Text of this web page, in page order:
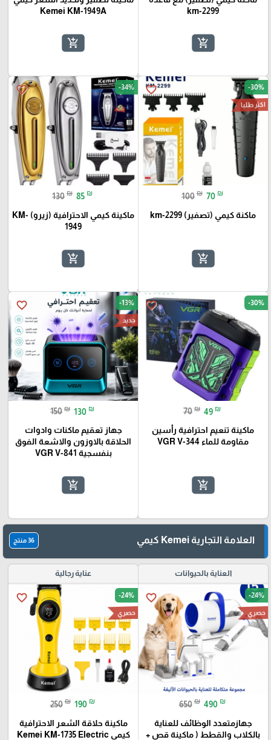
km-2299
add_shopping_cart
Kemei KM-1949A
add_shopping_cart
favorite_border -30%
اكثر طلبا
100 ₪ 70 ₪
ماكنة كيمي (تصفير) km-2299
add_shopping_cart
favorite_border -34%
130 ₪ 85 ₪
ماكينة كيمي الاحترافية (زيرو) KM-
1949
add_shopping_cart
favorite_border -30%
70 ₪ 49 ₪
ماكينة تنعيم احترافية رأسين
مقاومة للماء VGR V-344
add_shopping_cart
favorite_border -13%
جديد
150 ₪ 130 ₪
جهاز تعقيم ماكنات وادوات
الحلاقة بالاوزون والاشعة الفوق
بنفسجية VGR V-841
add_shopping_cart
العلامة التجارية Kemei كيمي 36 منتج
العناية بالحيوانات
favorite_border -24%
حصري
650 ₪ 490 ₪
جهازمتعدد الوظائف للعناية
بالكلاب والقطط ( ماكينة قص +
عناية رجالية
favorite_border -24%
حصري
250 ₪ 190 ₪
ماكينة حلاقة الشعر الاحترافية
كيمي Kemei KM-1735 Electric